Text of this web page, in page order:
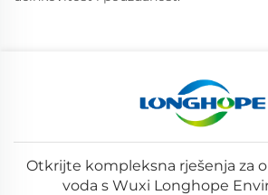
Otkrijte kompleksna rješenja za
voda s Wuxi Longhope